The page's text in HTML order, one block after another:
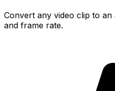
Convert any video clip to an
and frame rate.